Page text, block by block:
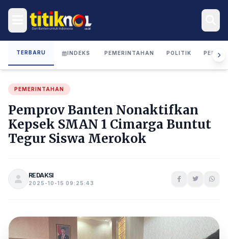
TERBARU INDEKS PEMERINTAHAN POLITIK
PEMERINTAHAN
Pemprov Banten Nonaktifkan
Kepsek SMAN 1 Cimarga Buntut
Tegur Siswa Merokok
REDAKSI
2025-10-15 09:25:43